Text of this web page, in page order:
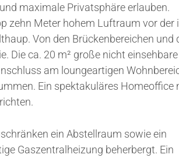
maximale Privatsphäre erlauben.
zehn Meter hohem Luftraum vor der
Von den Brückenbereichen und
Die ca. 20 m² große nicht einsehbare
am loungeartigen
Ein spektakuläres Homeoffice
ein Abstellraum sowie ein
Gaszentralheizung beherbergt. Ein